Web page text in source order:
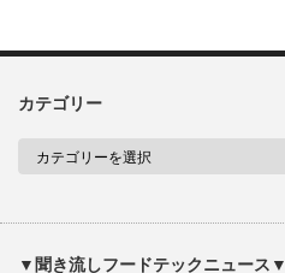
カテゴリー
▼聞き流しフードテックニュース▼